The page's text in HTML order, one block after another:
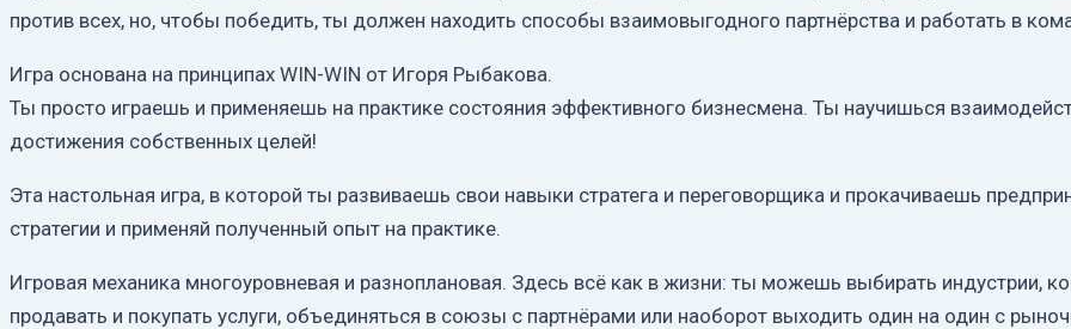
против всех, но, чтобы победить, ты должен находить способы взаимовыгодного партнёрства и работать в
Игра основана на принципах WIN-WIN от Игоря Рыбакова.
Ты просто играешь и применяешь на практике состояния эффективного бизнесмена. Ты научишься
достижения собственных целей!
Эта настольная игра, в которой ты развиваешь свои навыки стратега и переговорщика и прокачиваешь
стратегии и применяй полученный опыт на практике.
Игровая механика многоуровневая и разноплановая. Здесь всё как в жизни: ты можешь выбирать индустрии,
продавать и покупать услуги, объединяться в союзы с партнёрами или наоборот выходить один на один с